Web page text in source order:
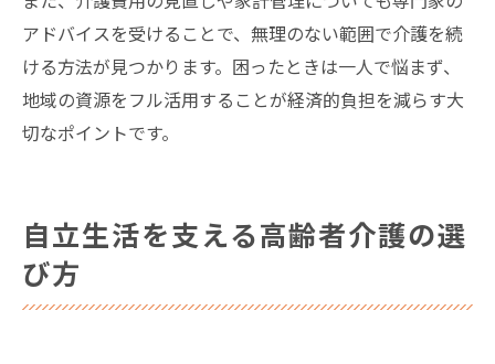
アドバイスを受けることで、無理のない範囲で介護を続
ける方法が見つかります。困ったときは一人で悩まず、
地域の資源をフル活用することが経済的負担を減らす大
切なポイントです。
自立生活を支える高齢者介護の選
び方